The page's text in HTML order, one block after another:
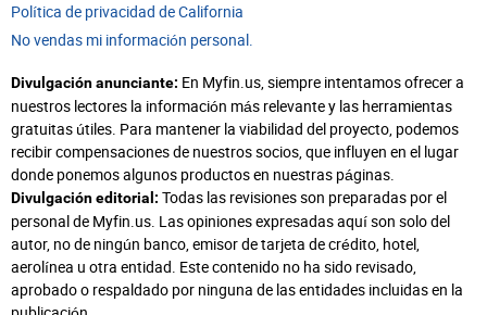
Política de privacidad de California
No vendas mi información personal.
Divulgación anunciante: En Myfin.us, siempre intentamos ofrecer a
nuestros lectores la información más relevante y las herramientas
gratuitas útiles. Para mantener la viabilidad del proyecto, podemos
recibir compensaciones de nuestros socios, que influyen en el lugar
donde ponemos algunos productos en nuestras páginas.
Divulgación editorial: Todas las revisiones son preparadas por el
personal de Myfin.us. Las opiniones expresadas aquí son solo del
autor, no de ningún banco, emisor de tarjeta de crédito, hotel,
aerolínea u otra entidad. Este contenido no ha sido revisado,
aprobado o respaldado por ninguna de las entidades incluidas en la